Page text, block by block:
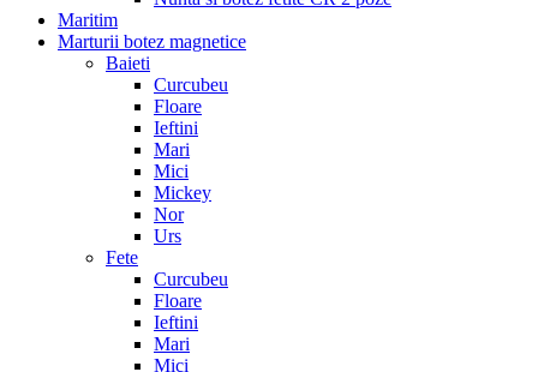
Maritim
Marturii botez magnetice
Baieti
Curcubeu
Floare
Ieftini
Mari
Mici
Mickey
Nor
Urs
Fete
Curcubeu
Floare
Ieftini
Mari
Mici